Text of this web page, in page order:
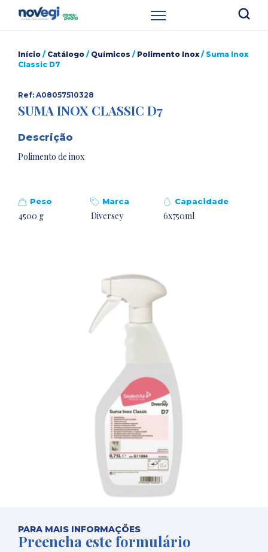
Início / Catálogo / Químicos / Polimento Inox/ Suma Inox
Classic D7
Ref: A08057510328
SUMA INOX CLASSIC D7
Descrição
Polimento de inox
Peso
4500 g
Marca
Diversey
Capacidade
6x750ml
PARA MAIS INFORMAÇÕES
Preencha este formulário